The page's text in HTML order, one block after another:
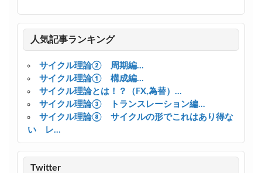
人気記事ランキング
サイクル理論② 周期編...
サイクル理論① 構成編...
サイクル理論とは！？（FX,為替）...
サイクル理論③ トランスレーション編...
サイクル理論⑧ サイクルの形でこれはあり得な
い レ...
Twitter